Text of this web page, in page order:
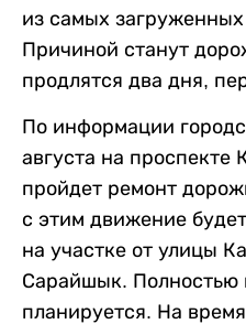
из самых
Причиной станут
продлятся два дня,
По информации
августа на проспекте
пройдет ремонт
с этим движение
на участке от улицы
Сарайшык. Полностью
планируется. На